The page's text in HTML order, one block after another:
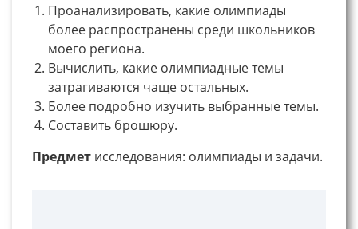
Проанализировать, какие олимпиады
более распространены среди школьников
моего региона.
Вычислить, какие олимпиадные темы
затрагиваются чаще остальных.
Более подробно изучить выбранные темы.
Составить брошюру.
Предмет исследования: олимпиады и задачи.